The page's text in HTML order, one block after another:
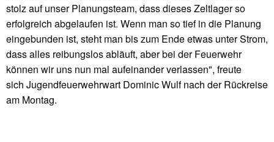
stolz auf unser Planungsteam, dass dieses Zeltlager so
erfolgreich abgelaufen ist. Wenn man so tief in die Planung
eingebunden ist, steht man bis zum Ende etwas unter Strom,
dass alles reibungslos abläuft, aber bei der Feuerwehr
können wir uns nun mal aufeinander verlassen", freute
sich Jugendfeuerwehrwart Dominic Wulf nach der Rückreise
am Montag.